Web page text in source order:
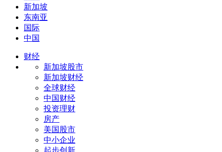
新加坡
东南亚
国际
中国
财经
新加坡股市
新加坡财经
全球财经
中国财经
投资理财
房产
美国股市
中小企业